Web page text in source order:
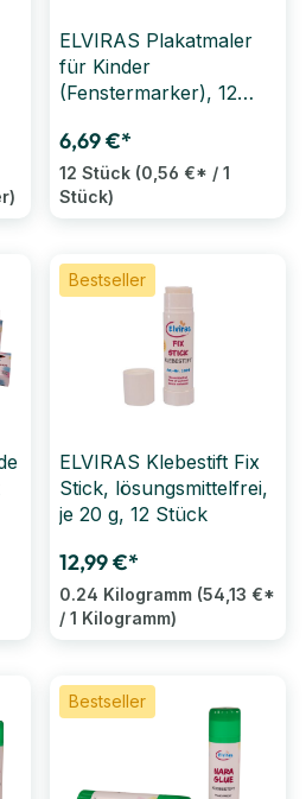
ELVIRAS Plakatmaler
für Kinder
(Fenstermarker), 12
6,69 €*
12 Stück (0,56 €* / 1
Stück)
Bestseller
ELVIRAS Klebestift Fix
Stick, lösungsmittelfrei,
je 20 g, 12 Stück
12,99 €*
0.24 Kilogramm (54,13 €*
/ 1 Kilogramm)
Bestseller